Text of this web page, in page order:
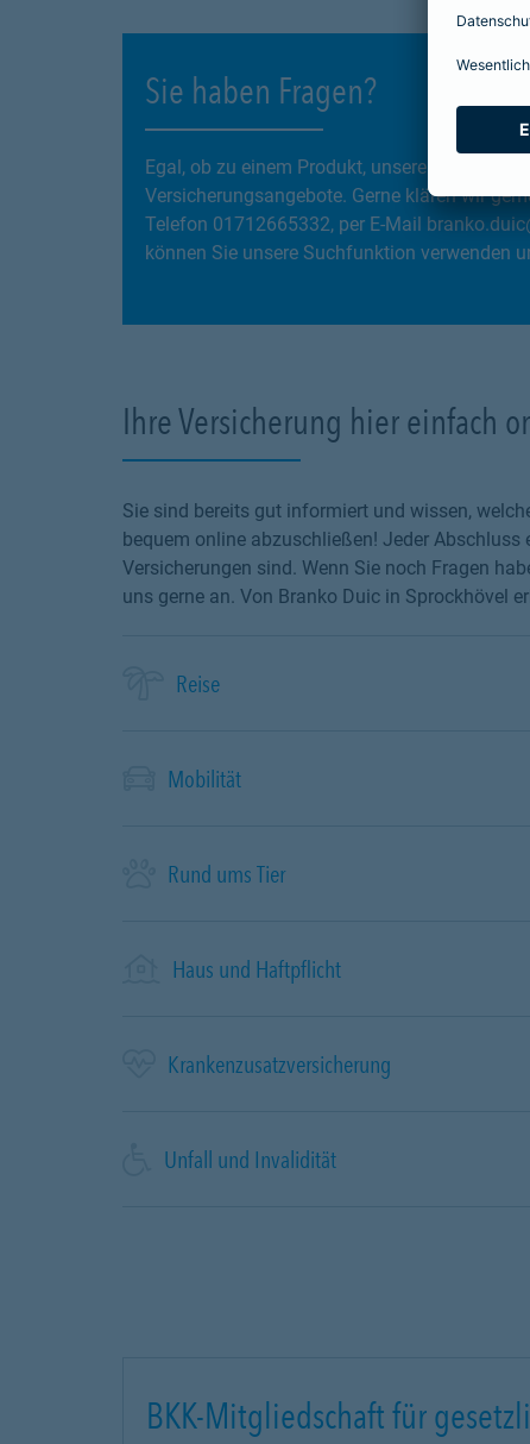
Sie haben Fragen?
Egal, ob zu einem Produkt, unseren Services,
Versicherungsangebote. Gerne klären wir
Telefon 01712665332, per E-Mail
können Sie unsere Suchfunktion verwenden
Ihre Versicherung hier einfach
Sie sind bereits gut informiert und wissen,
bequem online abzuschließen! Jeder
Versicherungen sind. Wenn Sie noch Fragen
uns gerne an. Von Branko Duic in Sprockhövel
Reise
Mobilität
Rund ums Tier
Haus und Haftpflicht
Krankenzusatzversicherung
Unfall und Invalidität
BKK-Mitgliedschaft für